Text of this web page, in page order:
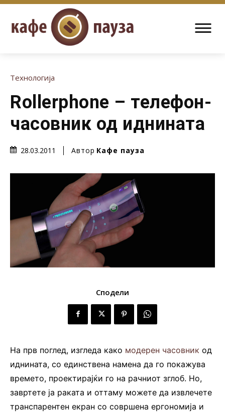
Технологија
Rollerphone – телефон-
часовник од иднината
28.03.2011 Автор Кафе пауза
Сподели
На прв поглед, изгледа како модерен часовник од
иднината, со единствена намена да го покажува
времето, проектирајќи го на рачниот зглоб. Но,
завртете ја раката и оттаму можете да извлечете
транспарентен екран со совршена ергономија и